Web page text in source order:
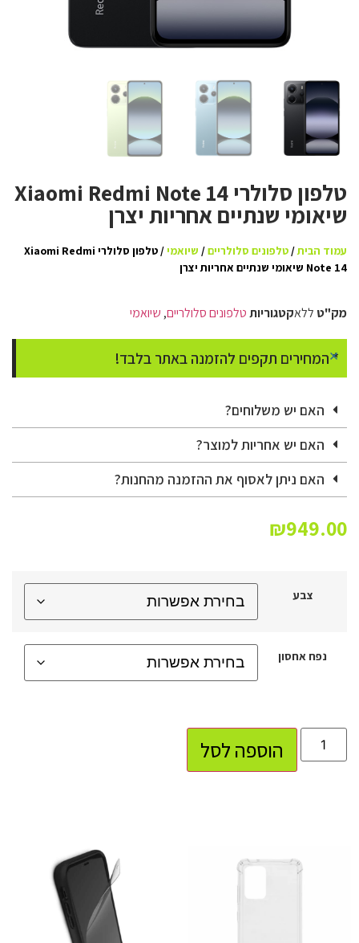
טלפון סלולרי Xiaomi Redmi Note 14
שיאומי שנתיים אחריות יצרן
עמוד הבית/טלפונים סלולריים/ שיואמי
/ טלפון סלולרי Xiaomi Redmi
Note 14 שיאומי שנתיים אחריות יצרן
מק"ט ללאקטגוריותטלפונים סלולריים, שיואמי
* המחירים תקפים להזמנה באתר בלבד!
×
האם יש משלוחים?
האם יש אחריות למוצר?
האם ניתן לאסוף את ההזמנה מהחנות?
₪949.00
צבע
נפח אחסון
הוספה לסל